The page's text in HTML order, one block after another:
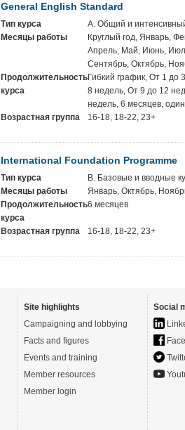
General English Standard
Тип курса
A. Общий и
Месяцы работы
Круглый год, Январь,
Апрель, Май, Июнь,
Сентябрь, Октябрь,
Продолжительность
курса
Гибкий график, От 1 до
8 недель, От 9 до 12
недель, 6 месяцев,
Возрастная группа
16-18, 18-22, 23+
International Foundation Programme
Тип курса
B. Базовые и вводные
Месяцы работы
Январь, Октябрь,
Продолжительность
курса
6 месяцев
Возрастная группа 16-18, 18-22, 23+
Site highlights
Campaigning and lobbying
Facts and figures
Events and training
Member resources
Member login
Social